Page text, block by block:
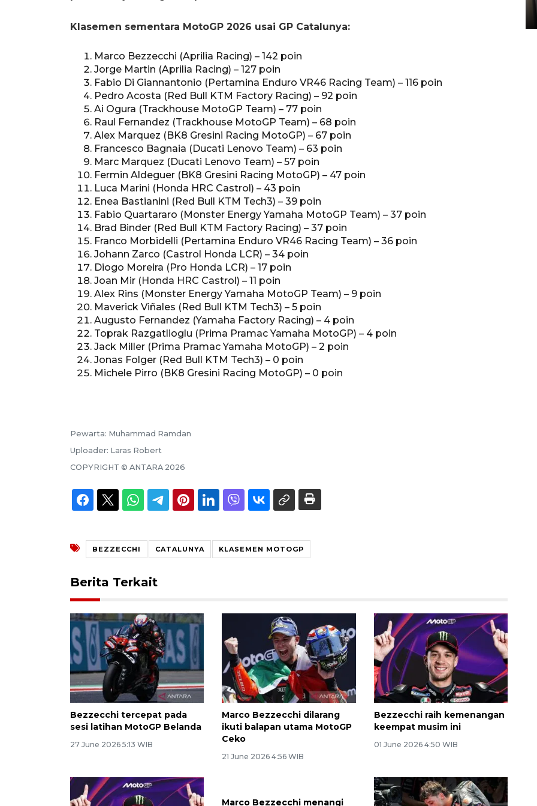
Klasemen sementara MotoGP 2026 usai GP Catalunya:
Marco Bezzecchi (Aprilia Racing) – 142 poin
Jorge Martin (Aprilia Racing) – 127 poin
Fabio Di Giannantonio (Pertamina Enduro VR46 Racing Team) – 116 poin
Pedro Acosta (Red Bull KTM Factory Racing) – 92 poin
Ai Ogura (Trackhouse MotoGP Team) – 77 poin
Raul Fernandez (Trackhouse MotoGP Team) – 68 poin
Alex Marquez (BK8 Gresini Racing MotoGP) – 67 poin
Francesco Bagnaia (Ducati Lenovo Team) – 63 poin
Marc Marquez (Ducati Lenovo Team) – 57 poin
Fermin Aldeguer (BK8 Gresini Racing MotoGP) – 47 poin
Luca Marini (Honda HRC Castrol) – 43 poin
Enea Bastianini (Red Bull KTM Tech3) – 39 poin
Fabio Quartararo (Monster Energy Yamaha MotoGP Team) – 37 poin
Brad Binder (Red Bull KTM Factory Racing) – 37 poin
Franco Morbidelli (Pertamina Enduro VR46 Racing Team) – 36 poin
Johann Zarco (Castrol Honda LCR) – 34 poin
Diogo Moreira (Pro Honda LCR) – 17 poin
Joan Mir (Honda HRC Castrol) – 11 poin
Alex Rins (Monster Energy Yamaha MotoGP Team) – 9 poin
Maverick Viñales (Red Bull KTM Tech3) – 5 poin
Augusto Fernandez (Yamaha Factory Racing) – 4 poin
Toprak Razgatlioglu (Prima Pramac Yamaha MotoGP) – 4 poin
Jack Miller (Prima Pramac Yamaha MotoGP) – 2 poin
Jonas Folger (Red Bull KTM Tech3) – 0 poin
Michele Pirro (BK8 Gresini Racing MotoGP) – 0 poin
Pewarta: Muhammad Ramdan
Uploader: Laras Robert
COPYRIGHT © ANTARA 2026
BEZZECCHI CATALUNYA KLASEMEN MOTOGP
Berita Terkait
Bezzecchi tercepat pada
sesi latihan MotoGP Belanda
27 June 2026 5:13 WIB
Marco Bezzecchi dilarang
ikuti balapan utama MotoGP
Ceko
21 June 2026 4:56 WIB
Bezzecchi raih kemenangan
keempat musim ini
01 June 2026 4:50 WIB